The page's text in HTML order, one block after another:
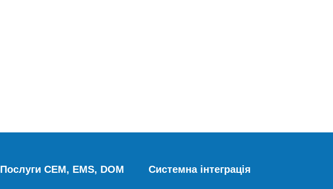
Послуги CEM, EMS, DOM Системна інтеграція